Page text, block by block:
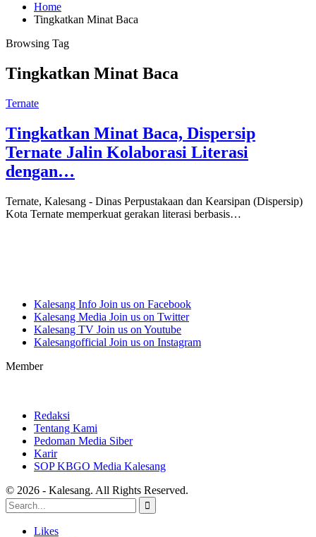
Home
Tingkatkan Minat Baca
Browsing Tag
Tingkatkan Minat Baca
Ternate
Tingkatkan Minat Baca, Dispersip
Ternate Jalin Kolaborasi Literasi
dengan…
Ternate, Kalesang - Dinas Perpustakaan dan Kearsipan (Dispersip)
Kota Ternate memperkuat gerakan literasi berbasis…
Kalesang Info Join us on Facebook
Kalesang Media Join us on Twitter
Kalesang TV Join us on Youtube
Kalesangofficial Join us on Instagram
Member
Redaksi
Tentang Kami
Pedoman Media Siber
Karir
SOP KBGO Media Kalesang
© 2026 - Kalesang. All Rights Reserved.
Likes